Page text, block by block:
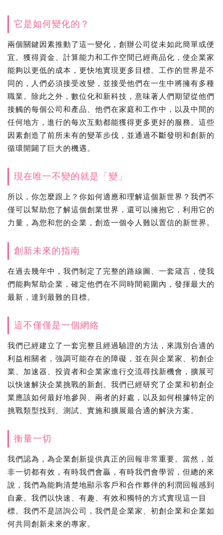
它是如何變化的？
兩個關鍵因素推動了這一變化，創辦公司從未如此簡單或便
宜。獲得資金、計算能力和工作空間已經商品化，使企業家
能夠以更低的成本，更快地實現更多目標。工作的世界是不
同的，人們必須接受改變，並接受他們在一生中將擁有多種
職業。除此之外，數位化和新科技，意味著人們期望從他們
接觸的每個公司和產品、他們在家庭和工作中，以及中間的
任何地方，進行的每次互動都能獲得更多更好的服務。這些
因素創造了前所未有的變革步伐，並通過不斷發明和創新的
循環開闢了巨大的機遇。
現在唯一不變的就是「變」
所以，你怎麼跟上？你如何適應和理解這個新世界？我們不
僅可以幫助您了解這個創業世界，還可以擁抱它，利用它的
力量，為您和您的企業，創造一個令人難以置信的新世界。
創新未來的指南
在過去幾年中，我們制定了完整的路線圖、一套箴言，使我
們能夠幫助企業，確定他們在不同時間範圍內，發揮最大的
最新，達到最難的目標。
這不僅僅是一個網絡
我們已經建立了一套完整且經過驗證的方法，來識別合適的
利益相關者，強調可能存在的障礙，並在與企業家、初創企
業、加速器、投資者和企業家進行交流尋找新機會，擴展可
以快速解決企業挑戰的新創。我們已經研究了企業和初創企
業應該如何最好地參與、兩者的好處，以及如何根據特定的
挑戰類型找到、測試、實施和擴展最合適的解決方案。
衡量一切
我們認為，為企業創新提供真正的回報非常重要。當然，並
非一切都有效，有時我們會贏，有時我們會學習，但總的來
說，我們為能夠清楚地顯示客戶和合作夥伴的利潤回報感到
自豪。我們以快速、有趣、有效和獨特的方式實現這一目
標。我們不是諮詢公司，我們是企業家、初創企業和企業如
何共同創新未來的專家。